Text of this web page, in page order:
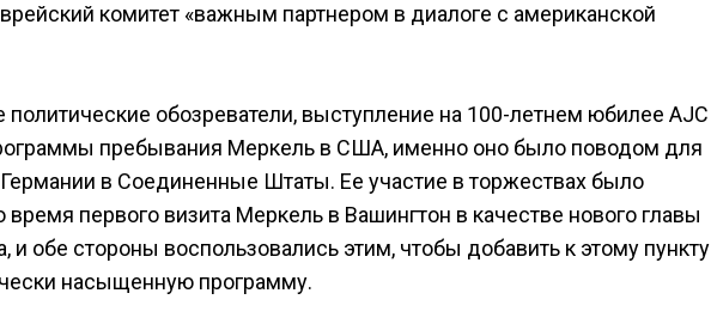
комитет «важным партнером в диалоге с американской
обозреватели, выступление на 100-летнем юбилее AJC
пребывания Меркель в США, именно оно было поводом для
в Соединенные Штаты. Ее участие в торжествах было
первого визита Меркель в Вашингтон в качестве нового главы
и обе стороны воспользовались этим, чтобы добавить к этому пункту
насыщенную программу.